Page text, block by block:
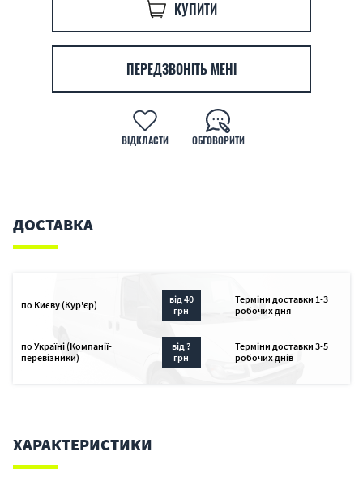
КУПИТИ
ПЕРЕДЗВОНІТЬ МЕНІ
ВІДКЛАСТИ ОБГОВОРИТИ
ДОСТАВКА
по Києву (Кур'єр)
від 40
грн
Терміни доставки 1-3
робочих дня
по Україні (Компанії-
перевізники)
від ?
грн
Терміни доставки 3-5
робочих днів
ХАРАКТЕРИСТИКИ